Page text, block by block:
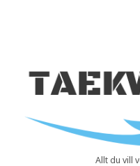
Allt du vill